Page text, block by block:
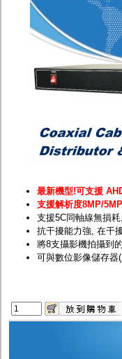
視訊轉換設備
雙絞線傳輸器
雜訊改善器
分配放大器
網路線用水晶頭
網路線
懶人線.同軸線.花線
變壓器.避雷器
轉接頭
偽裝嚇阻假監視器. 警
客訂商品
最新機型!可支援
支援解析度8MP/
支援5C同軸線無損
抗干擾能力強, 在干
將8支攝影機拍攝到
可與數位影像儲存器